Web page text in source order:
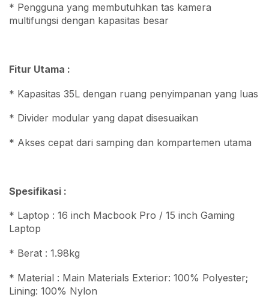
* Pengguna yang membutuhkan tas kamera
multifungsi dengan kapasitas besar
Fitur Utama :
* Kapasitas 35L dengan ruang penyimpanan yang luas
* Divider modular yang dapat disesuaikan
* Akses cepat dari samping dan kompartemen utama
Spesifikasi :
* Laptop : 16 inch Macbook Pro / 15 inch Gaming
Laptop
* Berat : 1.98kg
* Material : Main Materials Exterior: 100% Polyester;
Lining: 100% Nylon